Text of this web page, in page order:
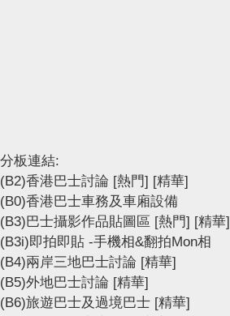
分板連結:
(B2)香港巴士討論 [熱門] [精華]
(B0)香港巴士車務及車廂設備
(B3)巴士攝影作品貼圖區 [熱門] [精華]
(B3i)即拍即貼 -手機相&翻拍Mon相
(B4)兩岸三地巴士討論 [精華]
(B5)外地巴士討論 [精華]
(B6)旅遊巴士及過境巴士 [精華]